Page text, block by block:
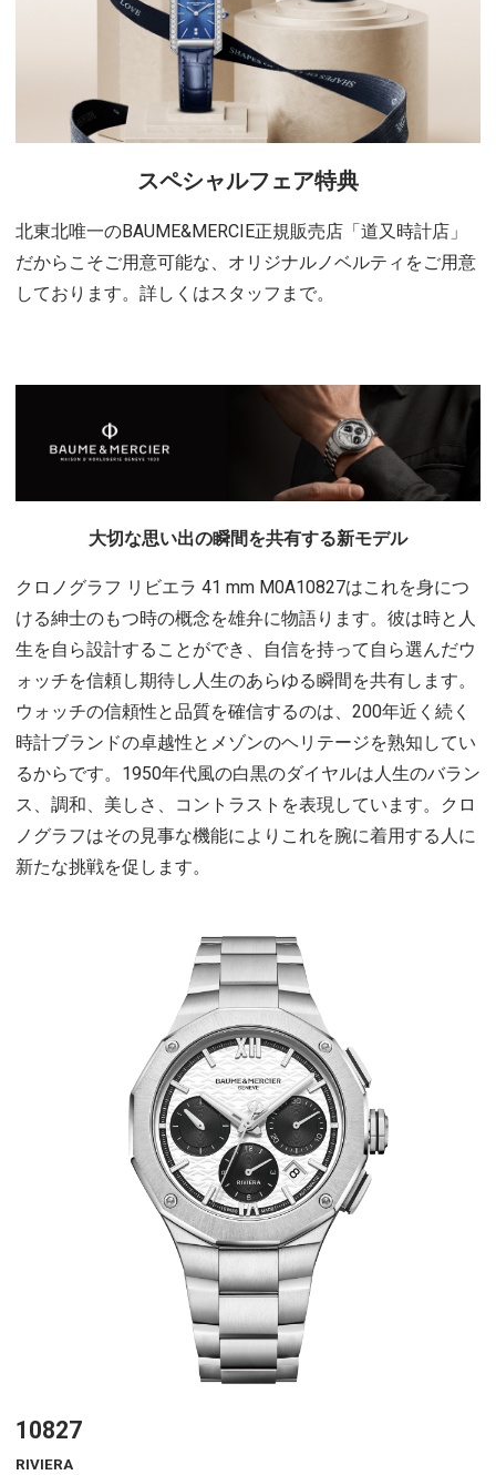
スペシャルフェア特典
北東北唯一のBAUME&MERCIE正規販売店「道又時計店」
だからこそご用意可能な、オリジナルノベルティをご用意
しております。詳しくはスタッフまで。
大切な思い出の瞬間を共有する新モデル
クロノグラフ リビエラ 41 mm M0A10827はこれを身につ
ける紳士のもつ時の概念を雄弁に物語ります。彼は時と人
生を自ら設計することができ、自信を持って自ら選んだウ
ォッチを信頼し期待し人生のあらゆる瞬間を共有します。
ウォッチの信頼性と品質を確信するのは、200年近く続く
時計ブランドの卓越性とメゾンのヘリテージを熟知してい
るからです。1950年代風の白黒のダイヤルは人生のバラン
ス、調和、美しさ、コントラストを表現しています。クロ
ノグラフはその見事な機能によりこれを腕に着用する人に
新たな挑戦を促します。
10827
RIVIERA